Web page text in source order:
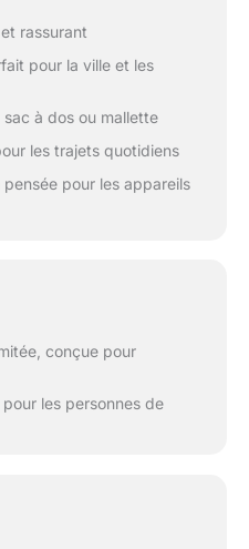
rassurant
pour la ville et les
sac à dos ou mallette
les trajets quotidiens
pour les appareils
conçue pour
les personnes de